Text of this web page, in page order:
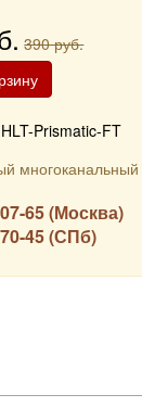
390 руб.
Prismatic-FT
многоканальный
65 (Москва)
45 (СПб)